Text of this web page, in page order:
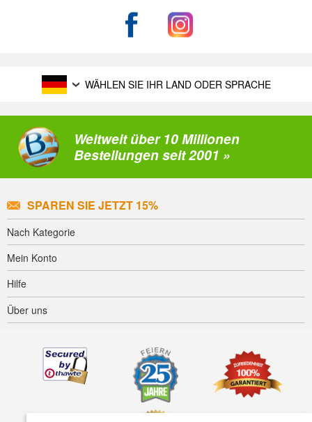
WÄHLEN SIE IHR LAND ODER SPRACHE
Weltweit über 10 Millionen
Bestellungen seit 2001 »
SPAREN SIE JETZT 15%
Nach Kategorie
Mein Konto
Hilfe
Über uns